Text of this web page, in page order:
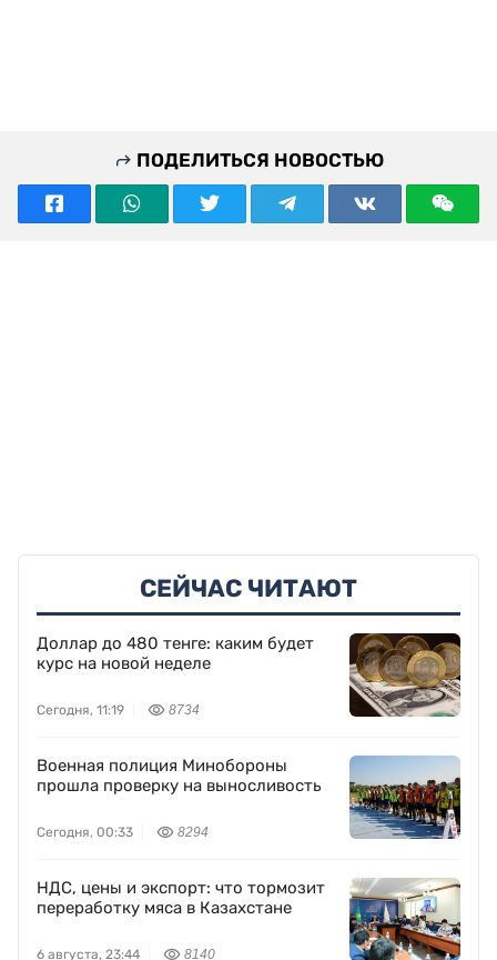
ПОДЕЛИТЬСЯ НОВОСТЬЮ
СЕЙЧАС ЧИТАЮТ
Доллар до 480 тенге: каким будет
курс на новой неделе
Сегодня, 11:19 8734
Военная полиция Минобороны
прошла проверку на выносливость
Сегодня, 00:33 8294
НДС, цены и экспорт: что тормозит
переработку мяса в Казахстане
6 августа, 23:44 8140